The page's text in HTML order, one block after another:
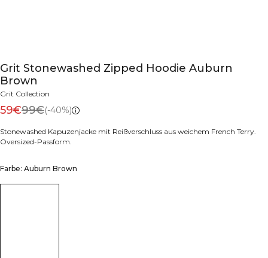
Grit Stonewashed Zipped Hoodie Auburn
Brown
Grit Collection
59€99€(-40%)
Stonewashed Kapuzenjacke mit Reißverschluss aus weichem French Terry.
Oversized-Passform.
Farbe: Auburn Brown